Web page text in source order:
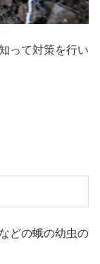
って対策を行い
どの蛾の幼虫の